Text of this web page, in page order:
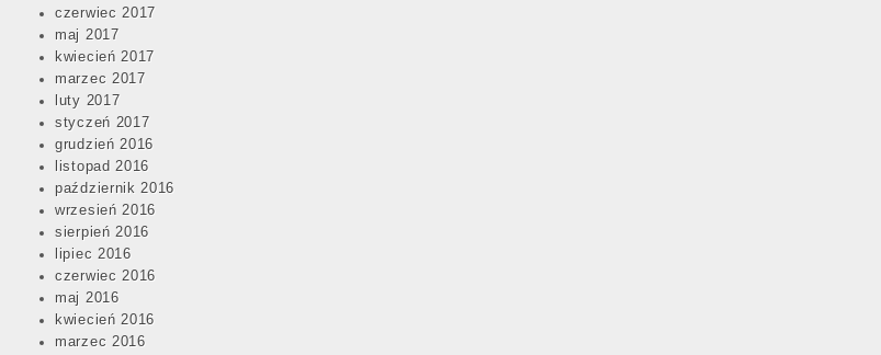
czerwiec 2017
maj 2017
kwiecień 2017
marzec 2017
luty 2017
styczeń 2017
grudzień 2016
listopad 2016
październik 2016
wrzesień 2016
sierpień 2016
lipiec 2016
czerwiec 2016
maj 2016
kwiecień 2016
marzec 2016